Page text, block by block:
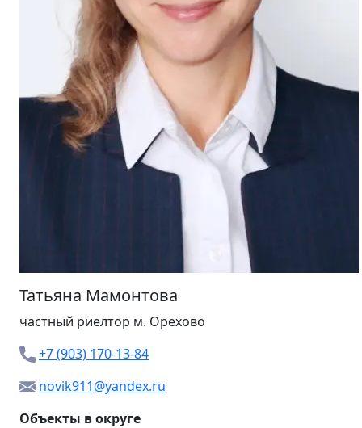
Татьяна Мамонтова
частный риелтор м. Орехово
+7 (903) 170-13-84
novik911@yandex.ru
Объекты в округе